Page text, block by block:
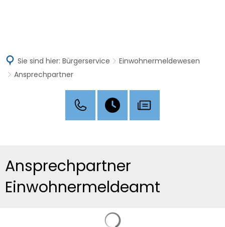
Sie sind hier: Bürgerservice
Einwohnermeldewesen
Ansprechpartner
Ansprechpartner
Ansprechpartner
Einwohnermeldeamt